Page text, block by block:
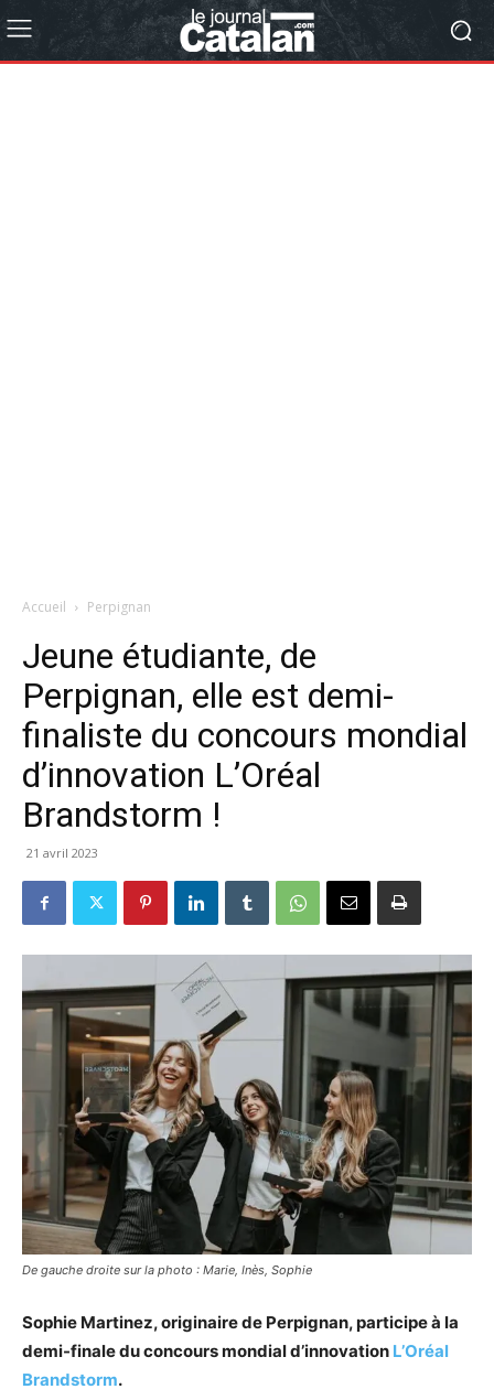
Accueil Perpignan
Jeune étudiante, de
Perpignan, elle est demi-
finaliste du concours mondial
d’innovation L’Oréal
Brandstorm !
21 avril 2023
De gauche droite sur la photo : Marie, Inès, Sophie
Sophie Martinez, originaire de Perpignan, participe à la
demi-finale du concours mondial d’innovation L’Oréal
Brandstorm.